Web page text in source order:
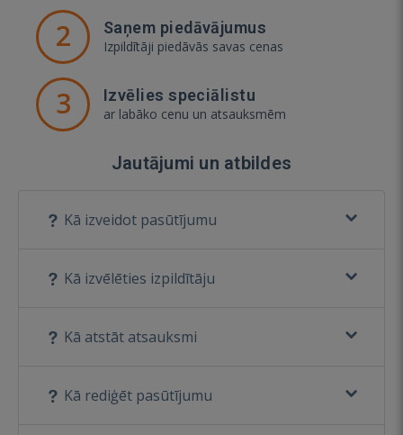
2 Saņem piedāvājumus
Izpildītāji piedāvās savas cenas
3 Izvēlies speciālistu
ar labāko cenu un atsauksmēm
Jautājumi un atbildes
Kā izveidot pasūtījumu
Kā izvēlēties izpildītāju
Kā atstāt atsauksmi
Kā rediģēt pasūtījumu